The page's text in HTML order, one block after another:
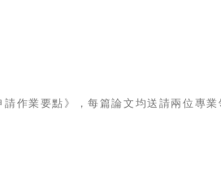
作業要點》，每篇論文均送請兩位專